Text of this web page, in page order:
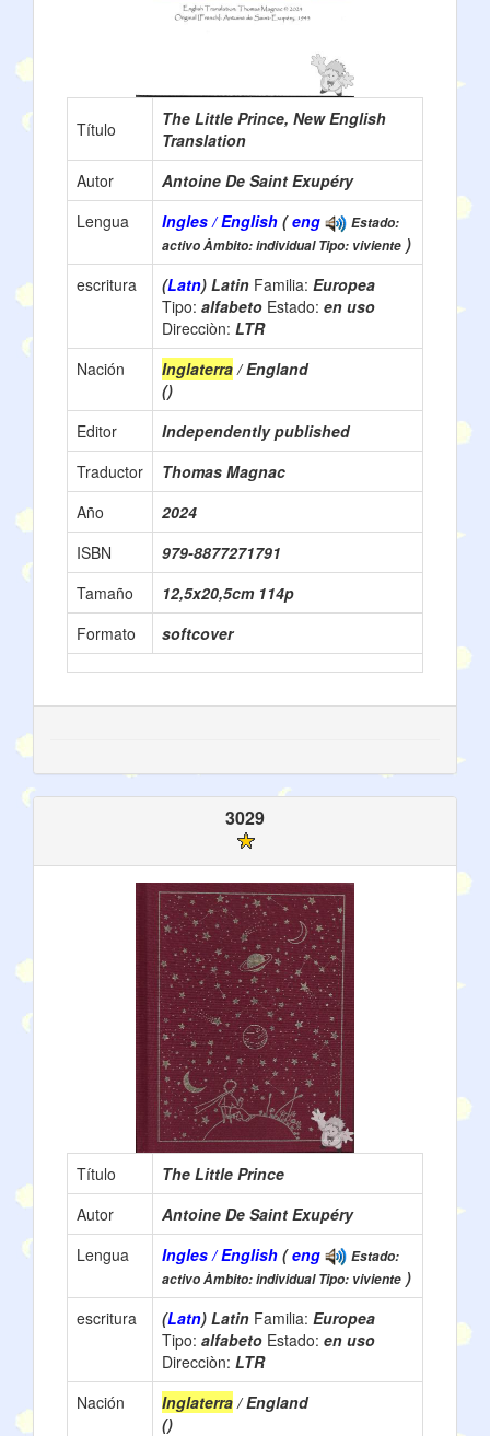
Título
The Little Prince, New English
Translation
Autor
Antoine De Saint Exupéry
Lengua
Ingles / English (eng
Estado:
activo Àmbito: individual Tipo: viviente )
escritura
(Latn) Latin Familia: Europea
Tipo: alfabeto Estado: en uso
Direcciòn: LTR
Nación
Inglaterra/ England
()
Editor
Independently published
Traductor
Thomas Magnac
Año
2024
ISBN
979-8877271791
Tamaño
12,5x20,5cm 114p
Formato
softcover
3029
Título
The Little Prince
Autor
Antoine De Saint Exupéry
Lengua
Ingles / English (eng
Estado:
activo Àmbito: individual Tipo: viviente )
escritura
(Latn) Latin Familia: Europea
Tipo: alfabeto Estado: en uso
Direcciòn: LTR
Nación
Inglaterra / England
()